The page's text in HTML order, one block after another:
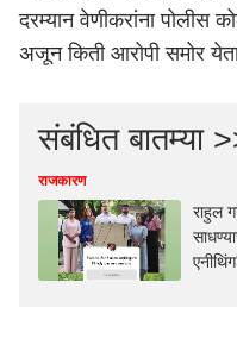
दरम्यान वेणीकरांना पोलीस
अजून किती आरोपी समोर
संबंधित बातम्या
राजकारण
राहुल